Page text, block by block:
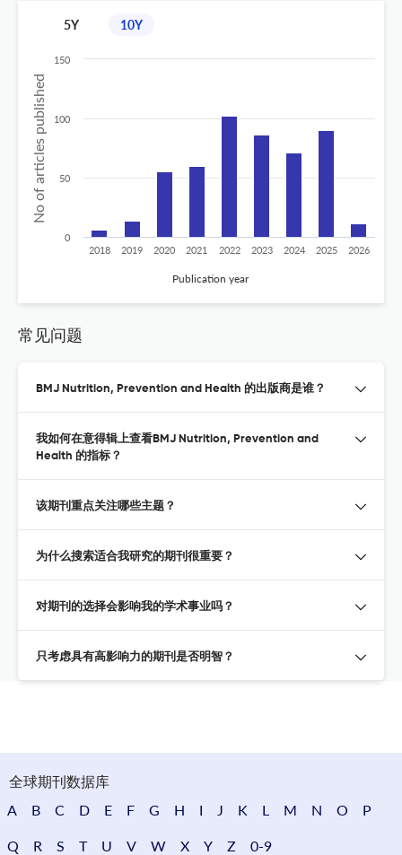
5Y 10Y
No of articles published
Publication year
2018 2019 2020 2021 2022 2023 2024 2025 2026
0
50
100
150
常见问题
BMJ Nutrition, Prevention and Health 的出版商是谁？
我如何在意得辑上查看BMJ Nutrition, Prevention and
Health 的指标？
该期刊重点关注哪些主题？
为什么搜索适合我研究的期刊很重要？
对期刊的选择会影响我的学术事业吗？
只考虑具有高影响力的期刊是否明智？
全球期刊数据库
A
B C D E F G H I J K L M N O P
Q R S T U V W X Y Z 0-9